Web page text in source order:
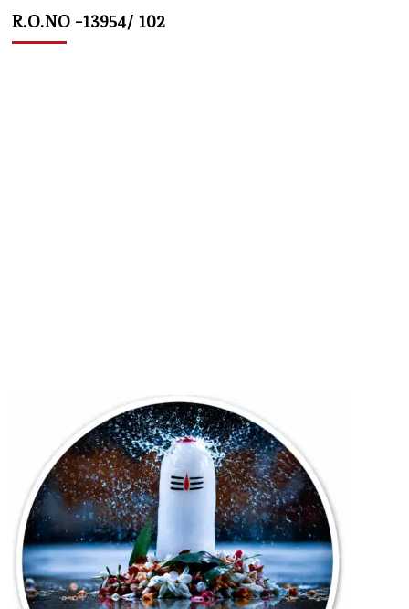
R.O.NO -13954/ 102